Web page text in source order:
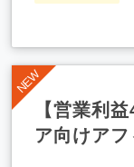
【営業利
ア向けア